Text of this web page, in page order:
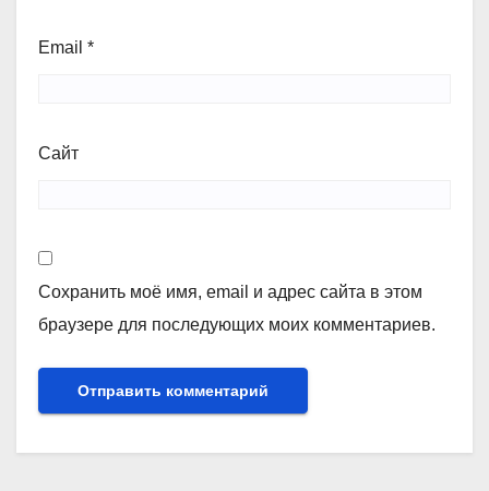
Email *
Сайт
Сохранить моё имя, email и адрес сайта в этом
браузере для последующих моих комментариев.